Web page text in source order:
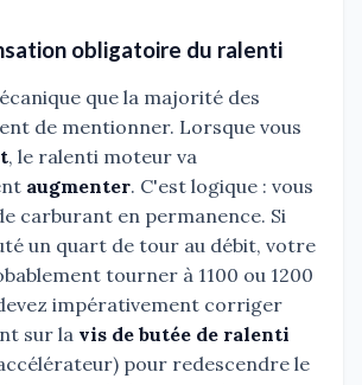
obligatoire du ralenti
que la majorité des
de mentionner. Lorsque vous
, le ralenti moteur va
augmenter. C'est logique : vous
carburant en permanence. Si
un quart de tour au débit, votre
tourner à 1100 ou 1200
impérativement corriger
sur la vis de butée de ralenti
pour redescendre le